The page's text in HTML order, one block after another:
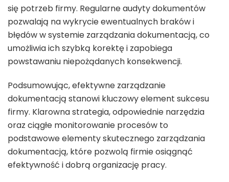
się potrzeb firmy. Regularne audyty dokumentów
pozwalają na wykrycie ewentualnych braków i
błędów w systemie zarządzania dokumentacją, co
umożliwia ich szybką korektę i zapobiega
powstawaniu niepożądanych konsekwencji.
Podsumowując, efektywne zarządzanie
dokumentacją stanowi kluczowy element sukcesu
firmy. Klarowna strategia, odpowiednie narzędzia
oraz ciągłe monitorowanie procesów to
podstawowe elementy skutecznego zarządzania
dokumentacją, które pozwolą firmie osiągnąć
efektywność i dobrą organizację pracy.